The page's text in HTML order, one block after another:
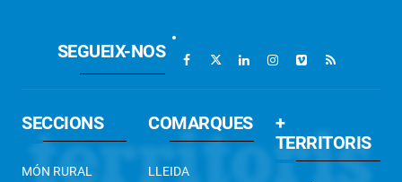
SEGUEIX-NOS
SECCIONS
MÓN RURAL
COMARQUES
LLEIDA
+
TERRITORIS